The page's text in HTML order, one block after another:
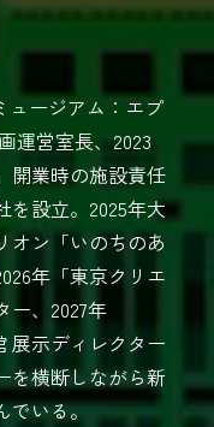
ュージアム：エプ
運営室長、2023
開業時の施設責任
を設立。2025年大
オン「いのちのあ
年「東京クリエ
ー、2027年
展示ディレクター
を横断しながら新
でいる。